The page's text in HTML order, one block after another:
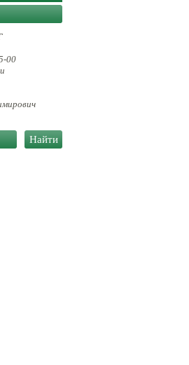
00